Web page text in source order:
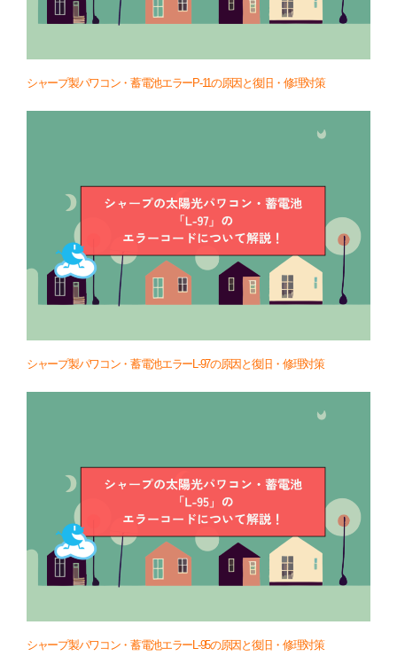
シャープ製パワコン・蓄電池エラーP-11の原因と復旧・修理対策
シャープ製パワコン・蓄電池エラーL-97の原因と復旧・修理対策
シャープ製パワコン・蓄電池エラーL-95の原因と復旧・修理対策